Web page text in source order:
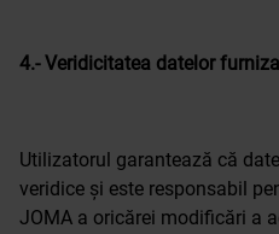
4.- Veridicitatea datelor
Utilizatorul garantează că
veridice și este responsabil
JOMA a oricărei modificări a